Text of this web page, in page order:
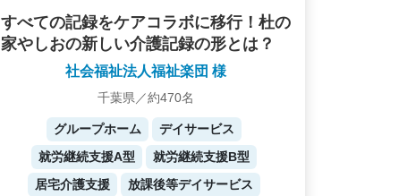
すべての記録をケアコラボに移行！杜の
家やしおの新しい介護記録の形とは？
社会福祉法人福祉楽団 様
千葉県／約470名
グループホーム
デイサービス
就労継続支援A型
就労継続支援B型
居宅介護支援
放課後等デイサービス